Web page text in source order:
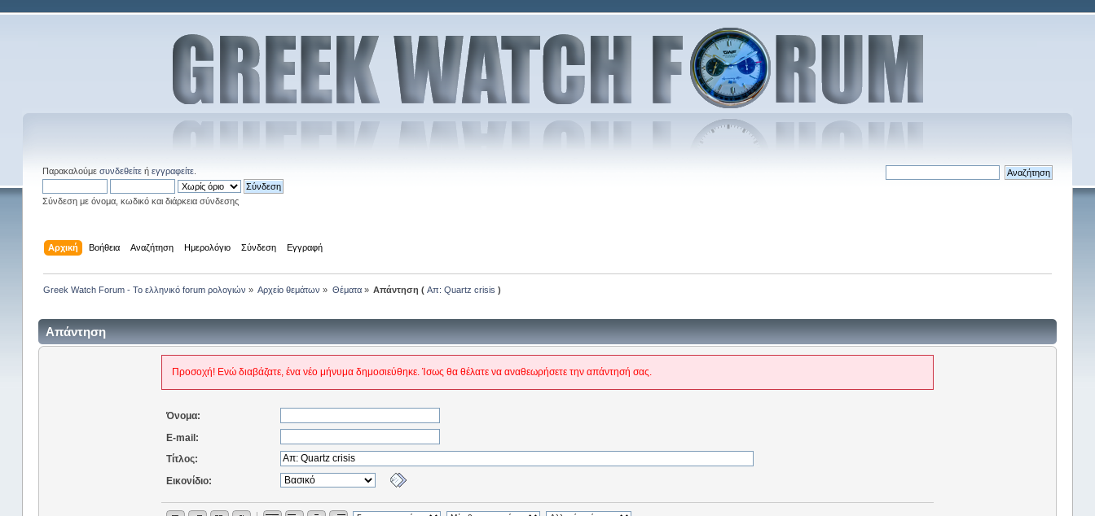
Παρακαλούμε συνδεθείτεή εγγραφείτε.
Σύνδεση με όνομα, κωδικό και διάρκεια σύνδεσης
Αρχική Βοήθεια Αναζήτηση Ημερολόγιο Σύνδεση Εγγραφή
Greek Watch Forum - Το ελληνικό forum ρολογιών » Αρχείο θεμάτων » Θέματα» Απάντηση (Απ: Quartz crisis )
Απάντηση
Προσοχή! Ενώ διαβάζατε, ένα νέο μήνυμα δημοσιεύθηκε. Ίσως θα θέλατε να αναθεωρήσετε την απάντησή σας.
Όνομα:
E-mail:
Τίτλος:
Εικονίδιο: